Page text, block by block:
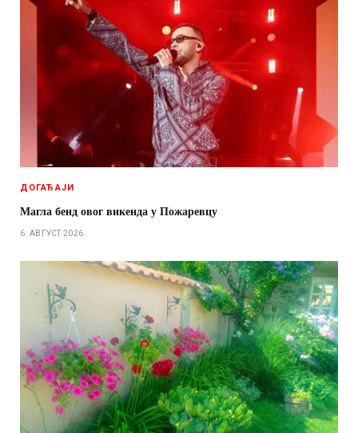
ДОГАЂАЈИ
Магла бенд овог викенда у Пожаревцу
6. АВГУСТ 2026.